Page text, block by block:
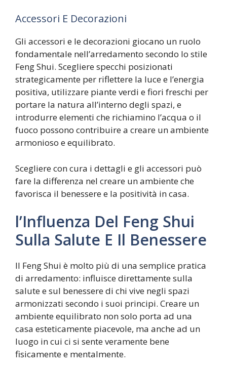
Accessori E Decorazioni
Gli accessori e le decorazioni giocano un ruolo
fondamentale nell’arredamento secondo lo stile
Feng Shui. Scegliere specchi posizionati
strategicamente per riflettere la luce e l’energia
positiva, utilizzare piante verdi e fiori freschi per
portare la natura all’interno degli spazi, e
introdurre elementi che richiamino l’acqua o il
fuoco possono contribuire a creare un ambiente
armonioso e equilibrato.
Scegliere con cura i dettagli e gli accessori può
fare la differenza nel creare un ambiente che
favorisca il benessere e la positività in casa.
l’Influenza Del Feng Shui
Sulla Salute E Il Benessere
Il Feng Shui è molto più di una semplice pratica
di arredamento: influisce direttamente sulla
salute e sul benessere di chi vive negli spazi
armonizzati secondo i suoi principi. Creare un
ambiente equilibrato non solo porta ad una
casa esteticamente piacevole, ma anche ad un
luogo in cui ci si sente veramente bene
fisicamente e mentalmente.